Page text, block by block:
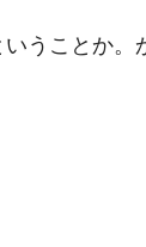
うことか。